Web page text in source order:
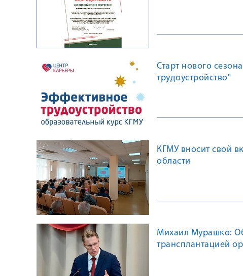
Старт нового
трудоустройство"
КГМУ вносит свой
области
Михаил Мурашко:
трансплантацией